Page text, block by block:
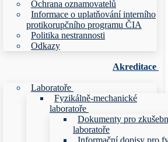
Ochrana oznamovatelů
Informace o uplatňování interního
protikorupčního programu ČIA
Politika nestrannosti
Odkazy
Akreditace
Laboratoře
Fyzikálně-mechanické
laboratoře
Dokumenty pro
laboratoře
Informační dopisy pro